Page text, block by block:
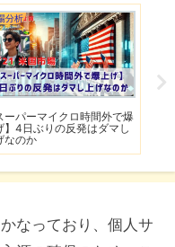
分析
ーパーマイクロ時間外で爆
】4日ぶりの反発はダマし
なのか
なっており、個人サ